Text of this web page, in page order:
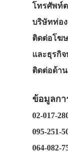
โทรศัพท์
บริษัทท่อง
ติดต่อโฆ
และธุรกิ
ติดต่อด้า
ข้อมูลก
02-017-
095-251-
064-082-